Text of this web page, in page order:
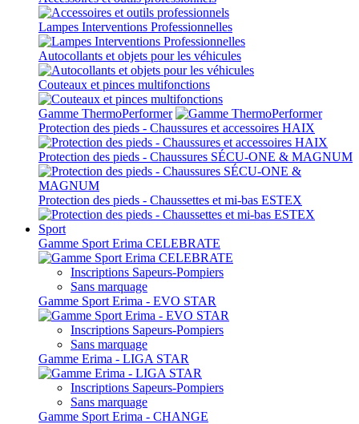
Lampes Interventions Professionnelles
Autocollants et objets pour les véhicules
Couteaux et pinces multifonctions
Gamme ThermoPerformer
Protection des pieds - Chaussures et accessoires HAIX
Protection des pieds - Chaussures SÉCU-ONE & MAGNUM
Protection des pieds - Chaussettes et mi-bas ESTEX
Sport
Gamme Sport Erima CELEBRATE
Inscriptions Sapeurs-Pompiers
Sans marquage
Gamme Sport Erima - EVO STAR
Inscriptions Sapeurs-Pompiers
Sans marquage
Gamme Erima - LIGA STAR
Inscriptions Sapeurs-Pompiers
Sans marquage
Gamme Sport Erima - CHANGE